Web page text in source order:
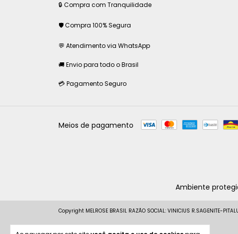
🔒 Compra com Tranquilidade
🛡 Compra 100% Segura
💬 Atendimento via WhatsApp
🚚 Envio para todo o Brasil
💳 Pagamento Seguro
Meios de pagamento
Ambiente
Copyright MELROSE BRASIL RAZÃO SOCIAL: VINICIUS R.SAGENITE-